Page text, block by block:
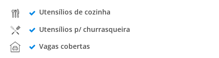
Utensílios de cozinha
Utensílios p/ churrasqueira
Vagas cobertas